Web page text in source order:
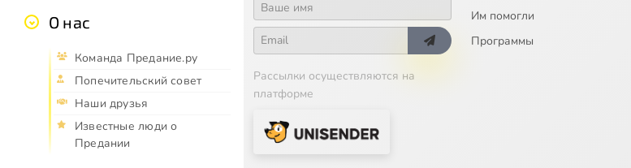
О нас
Команда Предание.ру
Попечительский совет
Наши друзья
Известные люди о
Предании
Рассылки осуществляются на
платформе
Им помогли
Программы